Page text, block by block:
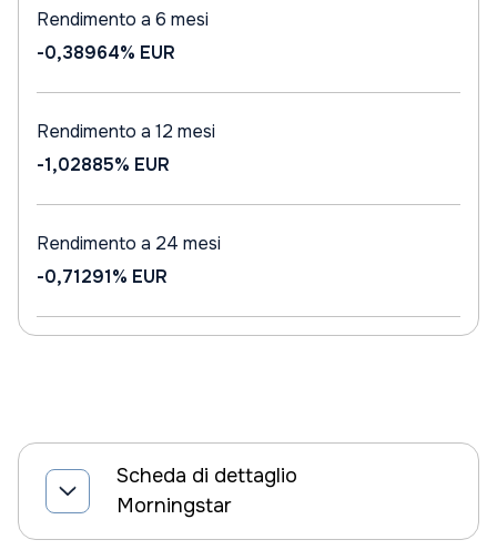
Rendimento a 6 mesi
-0,38964% EUR
Rendimento a 12 mesi
-1,02885% EUR
Rendimento a 24 mesi
-0,71291% EUR
Scheda di dettaglio
Morningstar